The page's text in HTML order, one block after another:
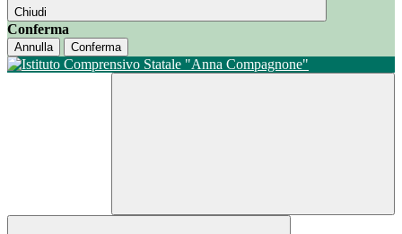
Chiudi
Conferma
Annulla Conferma